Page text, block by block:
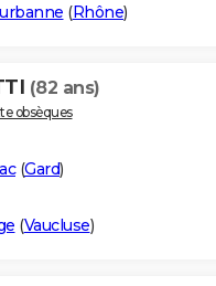
(Rhône)
(82 ans)
obsèques
(Gard)
(Vaucluse)